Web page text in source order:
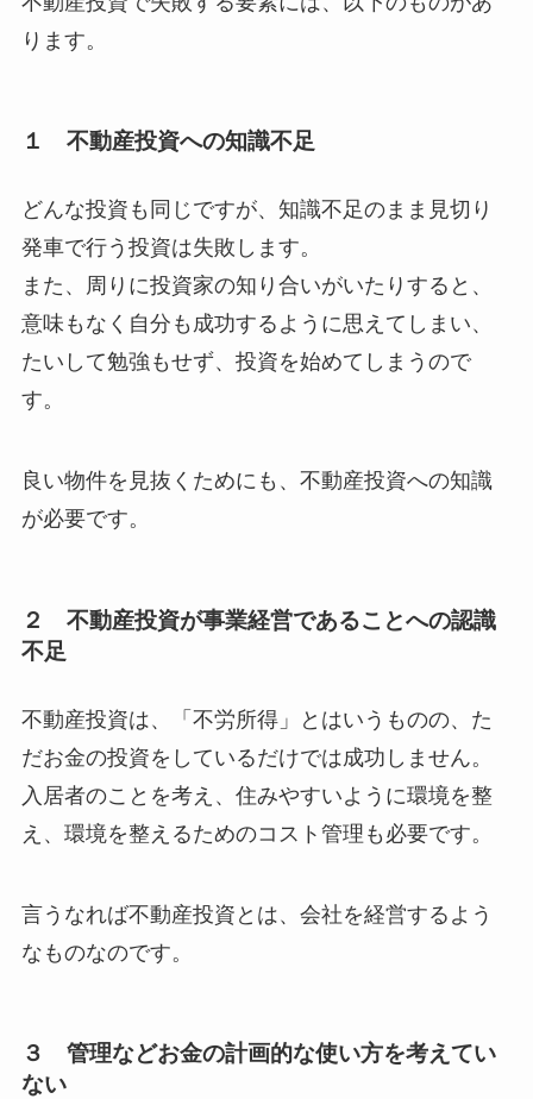
ります。
１ 不動産投資への知識不足
どんな投資も同じですが、知識不足のまま見切り
発車で行う投資は失敗します。
また、周りに投資家の知り合いがいたりすると、
意味もなく自分も成功するように思えてしまい、
たいして勉強もせず、投資を始めてしまうので
す。
良い物件を見抜くためにも、不動産投資への知識
が必要です。
２ 不動産投資が事業経営であることへの認識
不足
不動産投資は、「不労所得」とはいうものの、た
だお金の投資をしているだけでは成功しません。
入居者のことを考え、住みやすいように環境を整
え、環境を整えるためのコスト管理も必要です。
言うなれば不動産投資とは、会社を経営するよう
なものなのです。
３ 管理などお金の計画的な使い方を考えてい
ない